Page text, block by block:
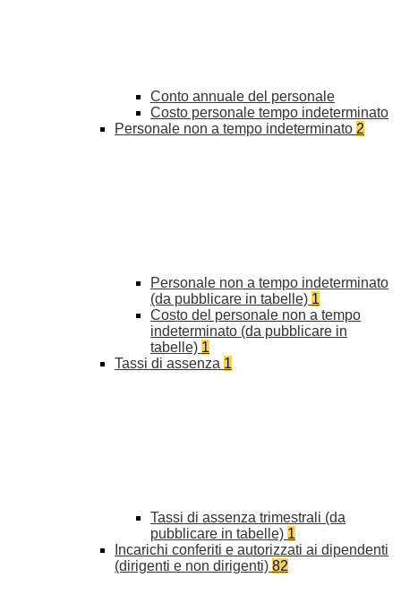
Conto annuale del personale
Costo personale tempo indeterminato
Personale non a tempo indeterminato 2
Personale non a tempo indeterminato
(da pubblicare in tabelle) 1
Costo del personale non a tempo
indeterminato (da pubblicare in
tabelle) 1
Tassi di assenza 1
Tassi di assenza trimestrali (da
pubblicare in tabelle) 1
Incarichi conferiti e autorizzati ai dipendenti
(dirigenti e non dirigenti) 82